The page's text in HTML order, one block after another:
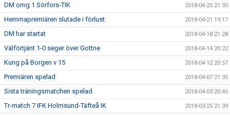
DM omg 1 Sörfors-TIK 2018-04-25 21:30
Hemmapremiären slutade i förlust 2018-04-21 19:17
DM har startat 2018-04-18 21:28
Välförtjänt 1-0 seger över Gottne 2018-04-14 20:22
Kung på Borgen v 15 2018-04-12 20:57
Premiären spelad 2018-04-07 21:35
Sista träningsmatchen spelad 2018-04-03 20:46
Tr-match 7 IFK Holmsund-Täfteå IK 2018-03-25 21:39